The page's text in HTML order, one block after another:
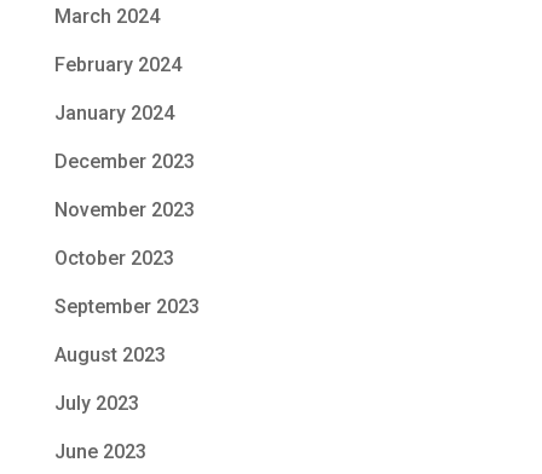
March 2024
February 2024
January 2024
December 2023
November 2023
October 2023
September 2023
August 2023
July 2023
June 2023